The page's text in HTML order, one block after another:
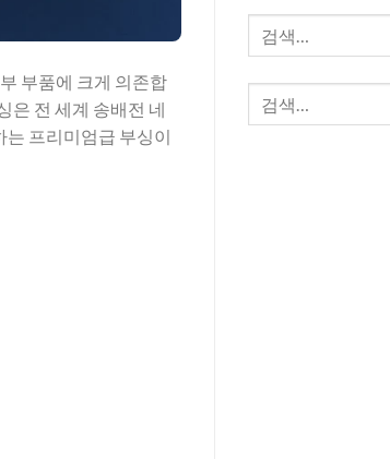
부품에 크게 의존합
은 전 세계 송배전 네
프리미엄급 부싱이
색:
색: